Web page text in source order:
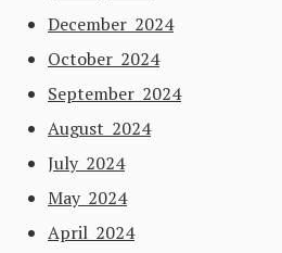
December 2024
October 2024
September 2024
August 2024
July 2024
May 2024
April 2024